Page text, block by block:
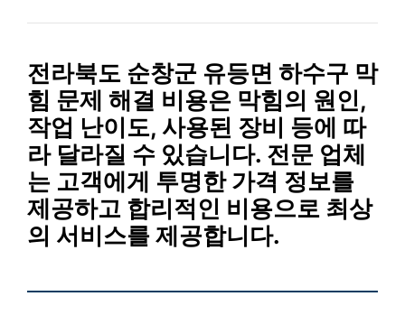
전라북도 순창군 유등면 하수구 막
힘 문제 해결 비용은 막힘의 원인,
작업 난이도, 사용된 장비 등에 따
라 달라질 수 있습니다. 전문 업체
는 고객에게 투명한 가격 정보를
제공하고 합리적인 비용으로 최상
의 서비스를 제공합니다.